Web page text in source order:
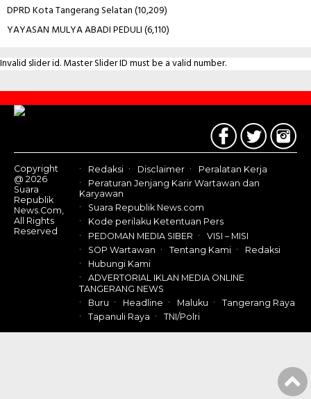
DPRD Kota Tangerang Selatan(10,209)
YAYASAN MULYA ABADI PEDULI(6,110)
Invalid slider id. Master Slider ID must be a valid number.
Contact
Us
Copyright
@ 2026
Suara
Republik
News.Com,
All Rights
Reserved
Redaksi Disclaimer
Peralatan Kerja
Peraturan Jenjang Karir Wartawan dan
Karyawan
Suara Republik News.com
Kode perilaku Ketentuan Pers
PEDOMAN MEDIA SIBER
VISI – MISI
SOP Wartawan
Tentang Kami
Redaksi
Hubungi Kami
ADVERTORIAL IKLAN MEDIA ONLINE
TANGERANG NEWS
Buru
Headline Maluku
Tangerang Raya
Tapanuli Raya
TNI/Polri